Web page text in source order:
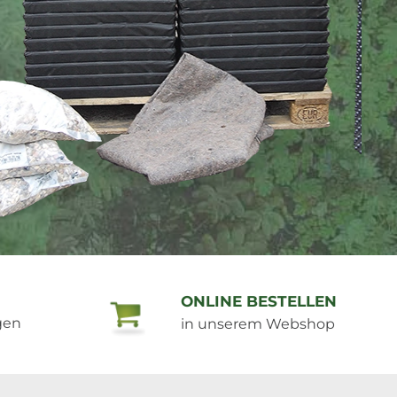
dachbegrünungen
selber anlegen
flachdach ein farbenfrohes gründach
ONLINE BESTELLEN
in unserem Webshop